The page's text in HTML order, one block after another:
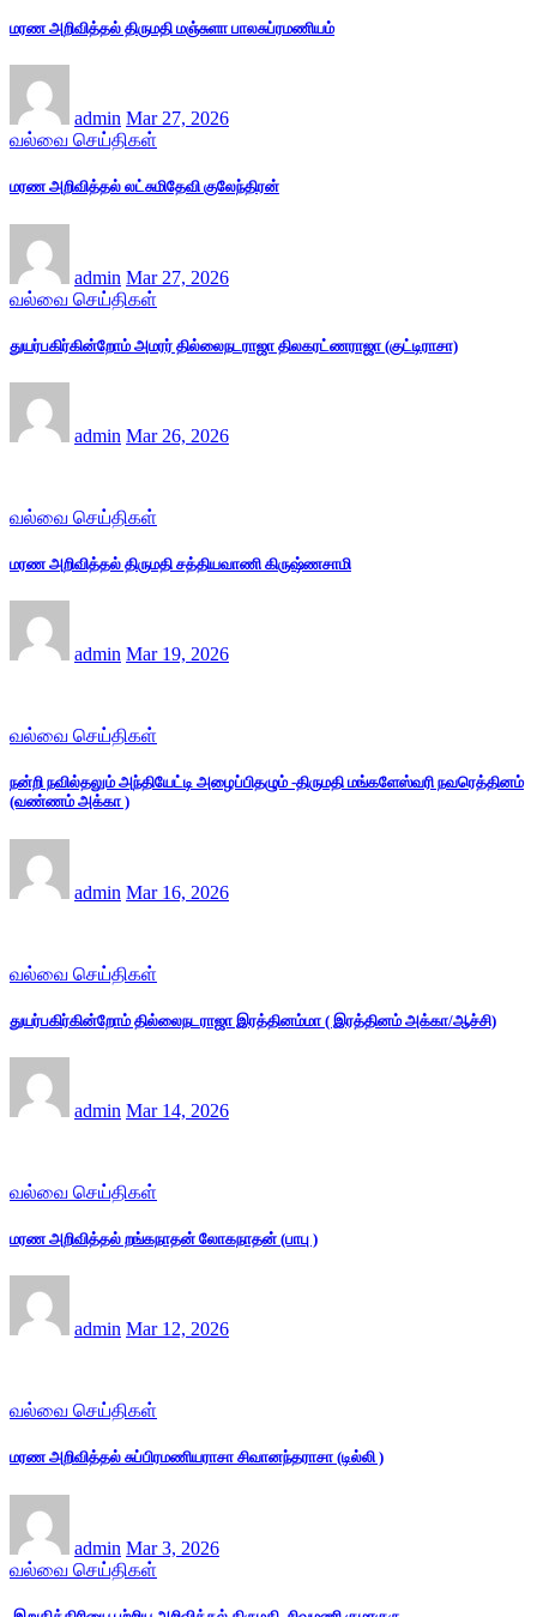
மரண அறிவித்தல் திருமதி மஞ்சுளா பாலசுப்ரமணியம்
admin Mar 27, 2026
வல்வை செய்திகள்
மரண அறிவித்தல் லட்சுமிதேவி குலேந்திரன்
admin Mar 27, 2026
வல்வை செய்திகள்
துயர்பகிர்கின்றோம் அமரர் தில்லைநடராஜா திலகரட்ணராஜா (குட்டிராசா)
admin Mar 26, 2026
வல்வை செய்திகள்
மரண அறிவித்தல் திருமதி சத்தியவாணி கிருஷ்ணசாமி
admin Mar 19, 2026
வல்வை செய்திகள்
நன்றி நவில்தலும் அந்தியேட்டி அழைப்பிதழும் -திருமதி மங்களேஸ்வரி நவரெத்தினம்
(வண்ணம் அக்கா )
admin Mar 16, 2026
வல்வை செய்திகள்
துயர்பகிர்கின்றோம் தில்லைநடராஜா இரத்தினம்மா ( இரத்தினம் அக்கா/ஆச்சி)
admin Mar 14, 2026
வல்வை செய்திகள்
மரண அறிவித்தல் றங்கநாதன் லோகநாதன் (பாபு )
admin Mar 12, 2026
வல்வை செய்திகள்
மரண அறிவித்தல் சுப்பிரமணியராசா சிவானந்தராசா (டில்லி )
admin Mar 3, 2026
வல்வை செய்திகள்